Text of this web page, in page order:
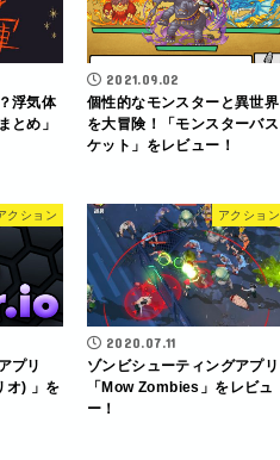
浮気体
とめ」
2021.09.02
個性的なモンスターと異世界
を大冒険！「モンスターバス
ケット」をレビュー！
クション
プリ
オ) 」を
アクション
2020.07.11
ゾンビシューティングアプリ
「Mow Zombies」をレビュ
ー！